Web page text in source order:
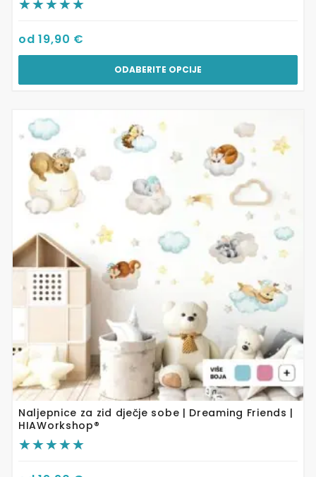
od19,90 €
ODABERITE OPCIJE
Naljepnice za zid dječje sobe | Dreaming Friends |
HIAWorkshop®
Ovaj
proizvod
ima
više
varijanti.
Opcije
se
odabrati
na
stranici
proizvoda